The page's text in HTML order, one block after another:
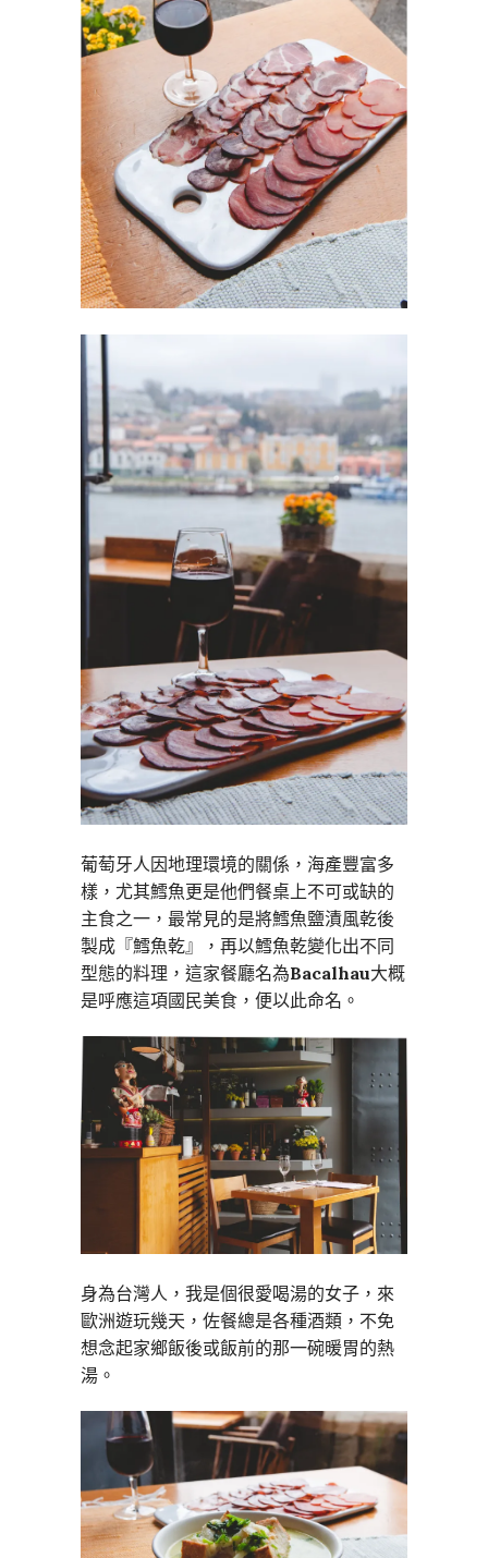
葡萄牙人因地理環境的關係，海產豐富多
樣，尤其鱈魚更是他們餐桌上不可或缺的
主食之一，最常見的是將鱈魚鹽漬風乾後
製成『鱈魚乾』，再以鱈魚乾變化出不同
型態的料理，這家餐廳名為Bacalhau大概
是呼應這項國民美食，便以此命名。
身為台灣人，我是個很愛喝湯的女子，來
歐洲遊玩幾天，佐餐總是各種酒類，不免
想念起家鄉飯後或飯前的那一碗暖胃的熱
湯。